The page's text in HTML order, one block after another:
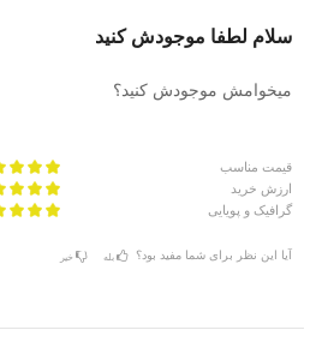
سلام لطفا موجودش کنید
میخوامش موجودش کنید؟
قیمت مناسب
ارزش خرید
گرافیک و پویایی
آیا این نظر برای شما مفید بود؟ بله خیر